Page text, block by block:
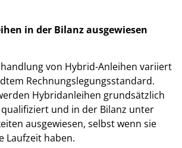
in der Bilanz ausgewiesen
von Hybrid-Anleihen variiert
Rechnungslegungsstandard.
Hybridanleihen grundsätzlich
und in der Bilanz unter
ausgewiesen, selbst wenn sie
Laufzeit haben.